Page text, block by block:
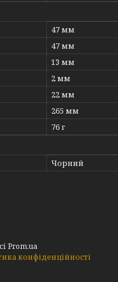
47 мм
47 мм
13 мм
2 мм
22 мм
265 мм
76 г
Чорний
Prom.ua
конфіденційності